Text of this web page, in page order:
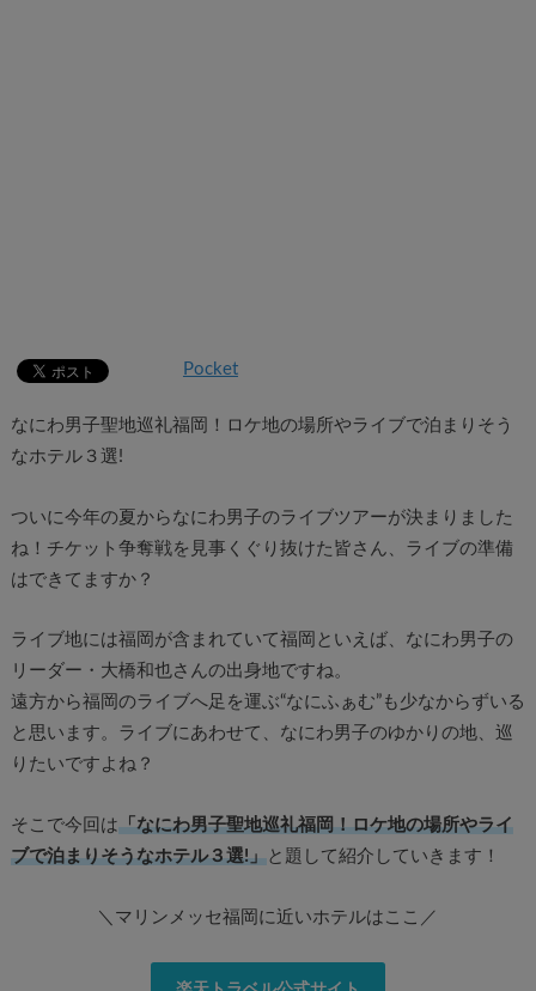
Pocket
なにわ男子聖地巡礼福岡！ロケ地の場所やライブで泊まりそう
なホテル３選!
ついに今年の夏からなにわ男子のライブツアーが決まりました
ね！チケット争奪戦を見事くぐり抜けた皆さん、ライブの準備
はできてますか？
ライブ地には福岡が含まれていて福岡といえば、なにわ男子の
リーダー・大橋和也さんの出身地ですね。
遠方から福岡のライブへ足を運ぶ“なにふぁむ”も少なからずいる
と思います。ライブにあわせて、なにわ男子のゆかりの地、巡
りたいですよね？
そこで今回は「なにわ男子聖地巡礼福岡！ロケ地の場所やライ
ブで泊まりそうなホテル３選!」と題して紹介していきます！
＼マリンメッセ福岡に近いホテルはここ／